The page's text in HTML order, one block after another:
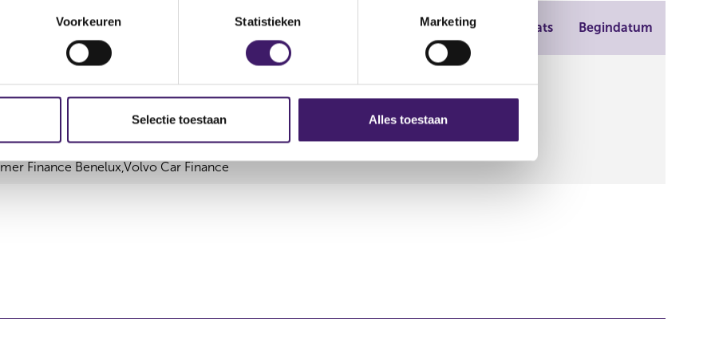
Voorkeuren Statistieken Marketing
Selectie toestaan Alles toestaan
Plaats Begindatum
Lease en Financiering,Abfin Service Center,Comfort Card,Comfort
Finance,Lynk & Co Finance,Mazda Finance,Open Bank,Open Bank
Branche Nederland,Openbank,Polestar Finance,Premium Lease
Abfin,Santander Consumer Abfin Assurantien,Santander Consumer Abfin
Abfin Lease & Financiering,Santander Consumer Abfin Service Center,Santander
Finance Benelux,Volvo Car Finance